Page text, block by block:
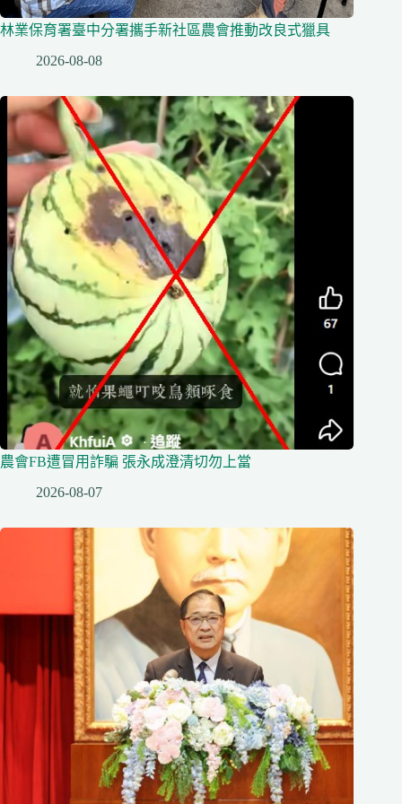
林業保育署臺中分署攜手新社區農會推動改良式獵具
2026-08-08
農會FB遭冒用詐騙 張永成澄清切勿上當
2026-08-07